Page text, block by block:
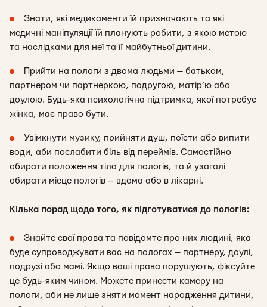
Знати, які медикаменти їй призначають та які
медичні маніпуляції їй планують робити, з якою метою
та наслідками для неї та її майбутньої дитини.
Прийти на пологи з двома людьми — батьком,
партнером чи партнеркою, подругою, матір’ю або
доулою. Будь-яка психологічна підтримка, якої потребує
жінка, має право бути.
Увімкнути музику, прийняти душ, поїсти або випити
води, аби послабити біль від переймів. Самостійно
обирати положення тіла для пологів, та й узагалі
обирати місце пологів — вдома або в лікарні.
Кілька порад щодо того, як підготуватися до пологів:
Знайте свої права та повідомте про них людині, яка
буде супроводжувати вас на пологах — партнеру, доулі,
подрузі або мамі. Якщо ваші права порушують, фіксуйте
це будь-яким чином. Можете принести камеру на
пологи, аби не лише зняти момент народження дитини,